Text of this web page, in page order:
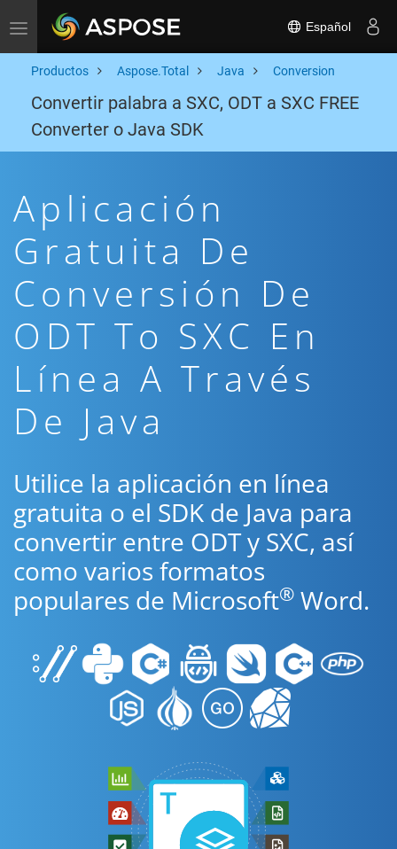
Toggle navigation Español
Productos Aspose.Total Java Conversion
Convertir palabra a SXC, ODT a SXC FREE
Converter o Java SDK
Aplicación
Gratuita De
Conversión De
ODT To SXC En
Línea A Través
De Java
Utilice la aplicación en línea
gratuita o el SDK de Java para
convertir entre ODT y SXC, así
como varios formatos
populares de Microsoft® Word.